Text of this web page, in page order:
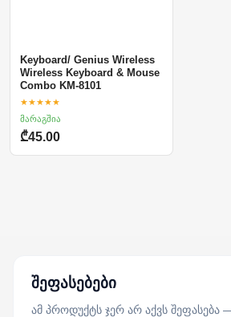
Keyboard/ Genius Wireless
Wireless Keyboard & Mouse
Combo KM-8101
★★★★★
მარაგშია
₾45.00
შეფასებები
ამ პროდუქტს ჯერ არ აქვს შეფასება